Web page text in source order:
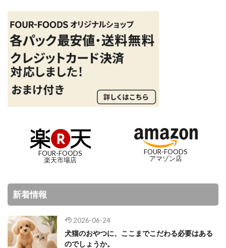
FOUR-FOODS
楽天市場店
FOUR-FOODS
アマゾン店
新着情報
2026-06-24
犬猫のおやつに、ここまでこだわる必要はある
のでしょうか。